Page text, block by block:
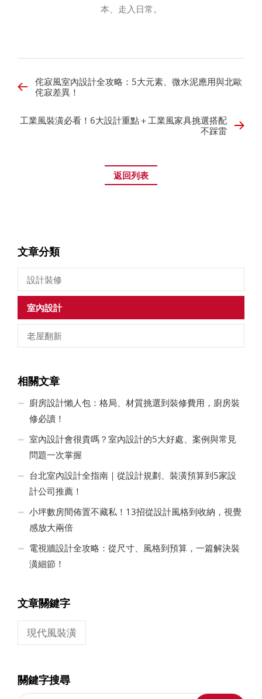
本、走入日常。
侘寂風室內設計全攻略：5大元素、微水泥應用與北歐
侘寂差異！
工業風裝潢必看！6大設計重點＋工業風家具挑選搭配
不踩雷
返回列表
文章分類
設計裝修
室內設計
老屋翻新
相關文章
廚房設計懶人包：格局、材質挑選到裝修費用，廚房裝
修必讀！
室內設計會很貴嗎？室內設計的5大好處、案例與常見
問題一次掌握
台北室內設計全指南｜從設計規劃、裝潢預算到5家設
計公司推薦！
小坪數房間佈置不藏私！13招從設計風格到收納，視覺
感放大兩倍
電視牆設計全攻略：從尺寸、風格到預算，一篇解決裝
潢細節！
文章關鍵字
現代風裝潢
關鍵字搜尋